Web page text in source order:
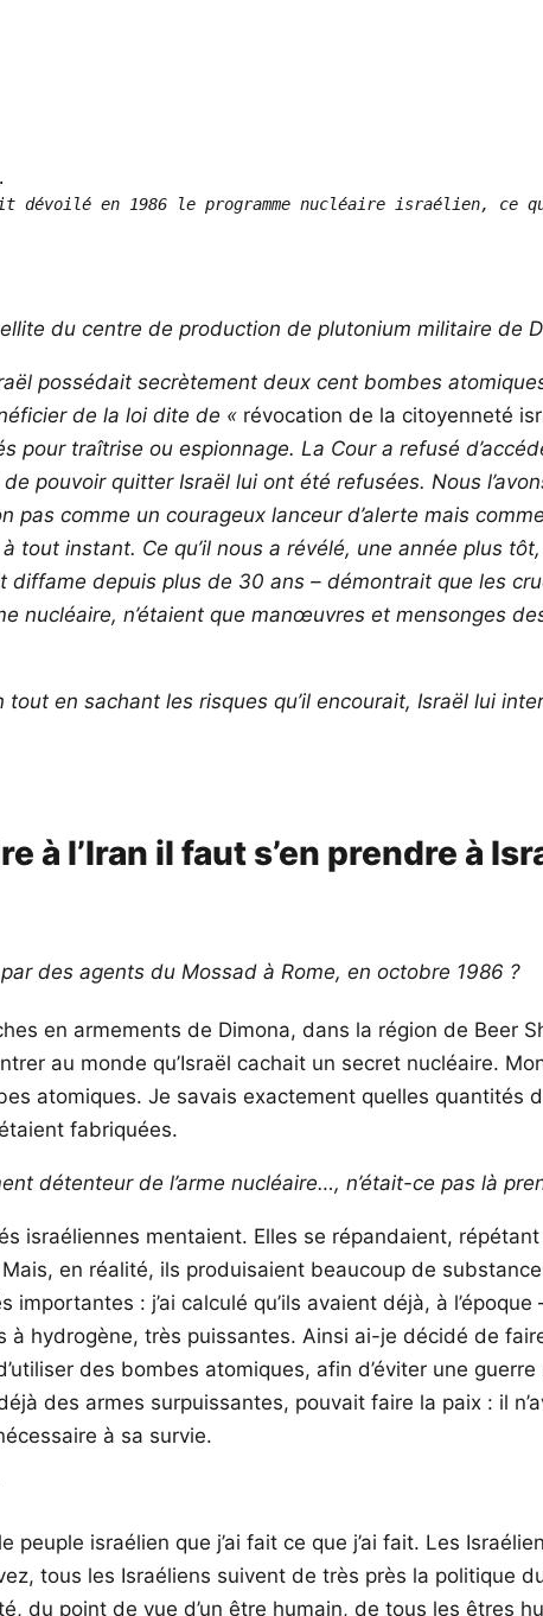
dévoilé en 1986 le programme nucléaire israélien,
du centre de production de plutonium militaire de
possédait secrètement deux cent bombes
de la loi dite de « révocation de la citoyenneté
pour traîtrise ou espionnage. La Cour a refusé
pouvoir quitter Israël lui ont été refusées. Nous
comme un courageux lanceur d’alerte mais
tout instant. Ce qu’il nous a révélé, une année plus
depuis plus de 30 ans – démontrait que les
nucléaire, n’étaient que manœuvres et mensonges
en sachant les risques qu’il encourait, Israël lui
à l’Iran il faut s’en prendre à
des agents du Mossad à Rome, en octobre 1986 ?
en armements de Dimona, dans la région de Beer
au monde qu’Israël cachait un secret nucléaire.
atomiques. Je savais exactement quelles quantités
fabriquées.
détenteur de l’arme nucléaire…, n’était-ce pas là
israéliennes mentaient. Elles se répandaient,
en réalité, ils produisaient beaucoup de
: j’ai calculé qu’ils avaient déjà, à
hydrogène, très puissantes. Ainsi ai-je décidé de
des bombes atomiques, afin d’éviter une
des armes surpuissantes, pouvait faire la paix : il
à sa survie.
peuple israélien que j’ai fait ce que j’ai fait. Les
tous les Israéliens suivent de très près la politique
du point de vue d’un être humain, de tous les êtres